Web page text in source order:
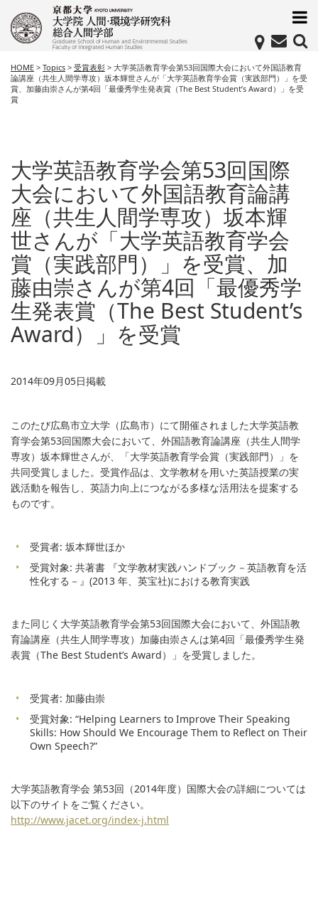
HOME > Topics > 受賞表彰 > 大学英語教育学会第53回国際大会において外国語教育
論講座（共生人間学専攻）坂本輝世さんが「大学英語教育学会賞（実践部門）」を受
賞、加藤由崇さんが第4回「最優秀学生発表賞（The Best Student’s Award）」を受
賞
大学英語教育学会第53回国際
大会において外国語教育論講
座（共生人間学専攻）坂本輝
世さんが「大学英語教育学会
賞（実践部門）」を受賞、加
藤由崇さんが第4回「最優秀学
生発表賞（The Best Student’s
Award）」を受賞
2014年09月05日掲載
このたび広島市立大学（広島市）にて開催されました大学英語教
育学会第53回国際大会において、外国語教育論講座（共生人間学
専攻）坂本輝世さんが、「大学英語教育学会賞（実践部門）」を
共同受賞しました。受賞作品は、文学教材を用いた英語授業の実
践活動を報告し、英語力向上につながる多様な活用法を提案する
ものです。
受賞者: 坂本輝世ほか
受賞対象: 共著書 『文学教材実践ハンドブック－英語教育を活
性化する－』(2013 年、英宝社)における教育実践
また同じく大学英語教育学会第53回国際大会において、外国語教
育論講座（共生人間学専攻）加藤由崇さんは第4回「最優秀学生発
表賞（The Best Student’s Award）」を受賞しました。
受賞者: 加藤由崇
受賞対象: “Helping Learners to Improve Their Speaking
Skills: How Should We Encourage Them to Reflect on Their
Own Speech?”
大学英語教育学会 第53回（2014年度）国際大会の詳細については
以下のサイトをご覧ください。
http://www.jacet.org/index-j.html